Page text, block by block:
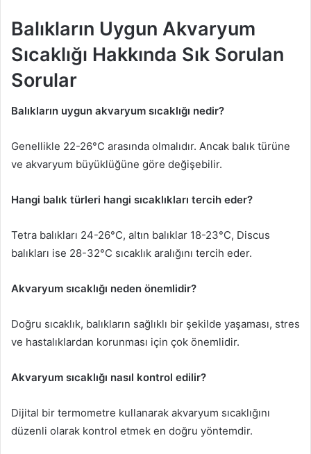
Balıkların Uygun Akvaryum
Sıcaklığı Hakkında Sık Sorulan
Sorular
Balıkların uygun akvaryum sıcaklığı nedir?
Genellikle 22-26°C arasında olmalıdır. Ancak balık türüne
ve akvaryum büyüklüğüne göre değişebilir.
Hangi balık türleri hangi sıcaklıkları tercih eder?
Tetra balıkları 24-26°C, altın balıklar 18-23°C, Discus
balıkları ise 28-32°C sıcaklık aralığını tercih eder.
Akvaryum sıcaklığı neden önemlidir?
Doğru sıcaklık, balıkların sağlıklı bir şekilde yaşaması, stres
ve hastalıklardan korunması için çok önemlidir.
Akvaryum sıcaklığı nasıl kontrol edilir?
Dijital bir termometre kullanarak akvaryum sıcaklığını
düzenli olarak kontrol etmek en doğru yöntemdir.